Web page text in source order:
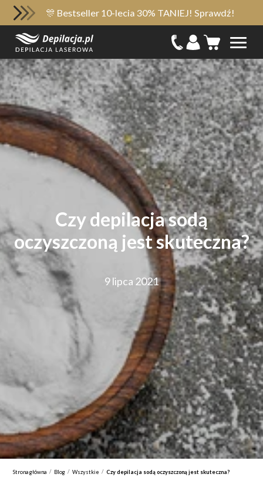
🎊 Bestseller 10-lecia 30% TANIEJ! Sprawdź!
Czy depilacja sodą
oczyszczoną jest skuteczna?
9 lipca 2021
Strona główna / Blog / Wszystkie / Czy depilacja sodą oczyszczoną jest skuteczna?